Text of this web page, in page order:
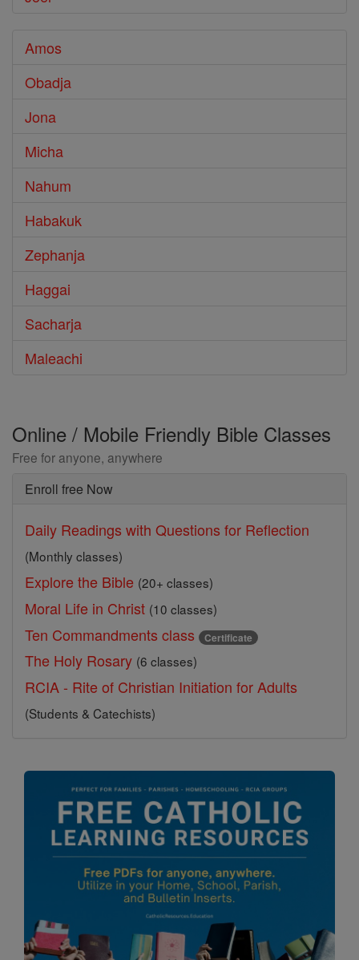
Amos
Obadja
Jona
Micha
Nahum
Habakuk
Zephanja
Haggai
Sacharja
Maleachi
Online / Mobile Friendly Bible Classes
Free for anyone, anywhere
Enroll free Now
Daily Readings with Questions for Reflection
(Monthly classes)
Explore the Bible (20+ classes)
Moral Life in Christ (10 classes)
Ten Commandments class Certificate
The Holy Rosary (6 classes)
RCIA - Rite of Christian Initiation for Adults
(Students & Catechists)